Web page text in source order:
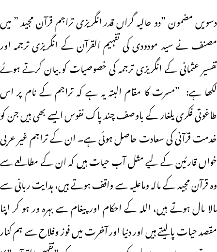
دسویں مضمون ”دو حالیہ گراں قدر انگریزی تراجم قرآن مجید ” میں
مصنف نے سید مودودی کی تفہیم القرآن کے انگریزی ترجمہ اور
تفسیر عثمانی کے انگریزی ترجمہ کی خصوصیات کو بیان کرتے ہوئے
لکھا ہے: ”مسرت کا مقام البتہ یہ ہے کہ تراجم کے نام پر اس
طاغوتی فکری یلغار کے باوصف چند پاک نفوس ایسے بھی ہیں جن کو
خدمت قرآنی کی سعادت حاصل ہوئی ہے۔ ان کے تراجم غیر عربی
خواں قارئین کے لیے مثل آب حیات ہیں کہ ان کے مطالعے سے
وہ قرآن مجید کے مالہ وماعلیہ سے واقف ہوتے ہیں، ہدایت ربانی سے
مالا مال ہوتے ہیں، اللہ کے احکام اور پیغام سے بہرہ ور ہو کر اپنا
مقصد حیات پالیتے ہیں اور دنیا اور آخرت میں فوز وفلاح سے ہم کنار